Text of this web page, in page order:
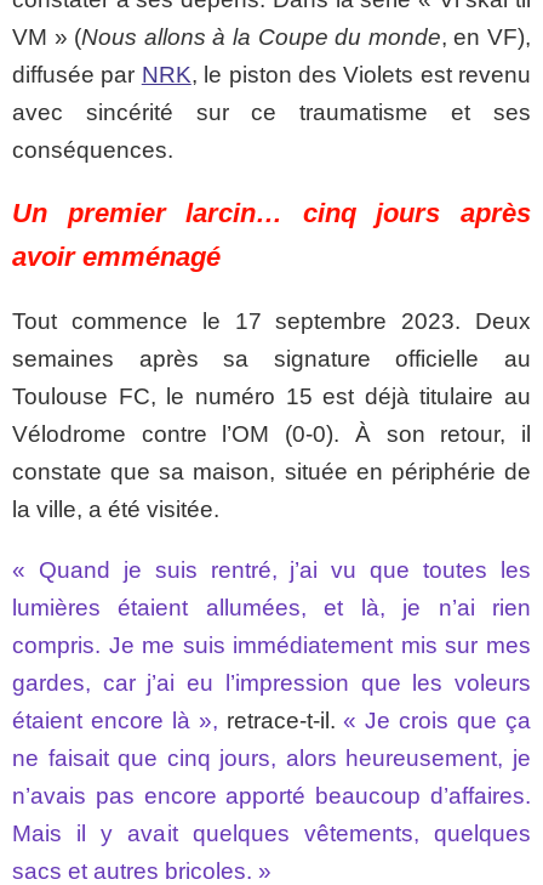
VM » (Nous allons à la Coupe du monde, en VF),
diffusée par NRK, le piston des Violets est revenu
avec sincérité sur ce traumatisme et ses
conséquences.
Un premier larcin… cinq jours après
avoir emménagé
Tout commence le 17 septembre 2023. Deux
semaines après sa signature officielle au
Toulouse FC, le numéro 15 est déjà titulaire au
Vélodrome contre l’OM (0-0). À son retour, il
constate que sa maison, située en périphérie de
la ville, a été visitée.
« Quand je suis rentré, j’ai vu que toutes les
lumières étaient allumées, et là, je n’ai rien
compris. Je me suis immédiatement mis sur mes
gardes, car j’ai eu l’impression que les voleurs
étaient encore là », retrace-t-il. « Je crois que ça
ne faisait que cinq jours, alors heureusement, je
n’avais pas encore apporté beaucoup d’affaires.
Mais il y avait quelques vêtements, quelques
sacs et autres bricoles. »